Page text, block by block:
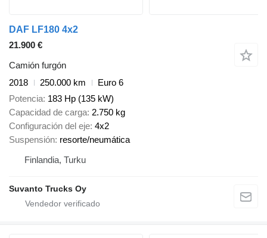
DAF LF180 4x2
21.900 €
Camión furgón
2018
250.000 km
Euro 6
Potencia 183 Hp (135 kW)
Capacidad de carga 2.750 kg
Configuración del eje 4x2
Suspensión resorte/neumática
Finlandia, Turku
Suvanto Trucks Oy